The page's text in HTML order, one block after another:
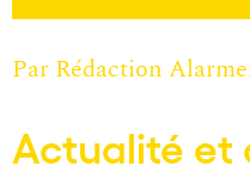
Par Rédaction
Actualité et